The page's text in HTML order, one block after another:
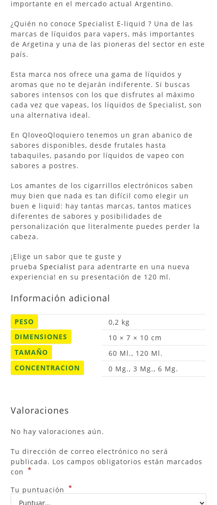
importante en el mercado actual Argentino.
¿Quién no conoce Specialist E-liquid ? Una de las
marcas de líquidos para vapers, más importantes
de Argetina y una de las pioneras del sector en este
país.
Esta marca nos ofrece una gama de líquidos y
aromas que no te dejarán indiferente. Si buscas
sabores intensos con los que disfrutes al máximo
cada vez que vapeas, los líquidos de Specialist, son
una alternativa ideal.
En QloveoQloquiero tenemos un gran abanico de
sabores disponibles, desde frutales hasta
tabaquiles, pasando por líquidos de vapeo con
sabores a postres.
Los amantes de los cigarrillos electrónicos saben
muy bien que nada es tan difícil como elegir un
buene liquid: hay tantas marcas, tantos matices
diferentes de sabores y posibilidades de
personalización que literalmente puedes perder la
cabeza.
¡Elige un sabor que te guste y
pruebaSpecialist para adentrarte en una nueva
experiencia! en su presentación de 120 ml.
Información adicional
PESO
0,2 kg
DIMENSIONES
10 × 7 × 10 cm
TAMAÑO
60 Ml., 120 Ml.
CONCENTRACION
0 Mg., 3 Mg., 6 Mg.
Valoraciones
No hay valoraciones aún.
Tu dirección de correo electrónico no será
publicada. Los campos obligatorios están marcados
con *
Tu puntuación *